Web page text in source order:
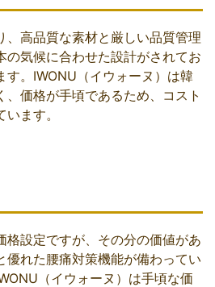
、高品質な素材と厳しい品質管理
の気候に合わせた設計がされてお
す。IWONU（イウォーヌ）は韓
、価格が手頃であるため、コスト
ます。
格設定ですが、その分の価値があ
優れた腰痛対策機能が備わってい
（イウォーヌ）は手頃な価